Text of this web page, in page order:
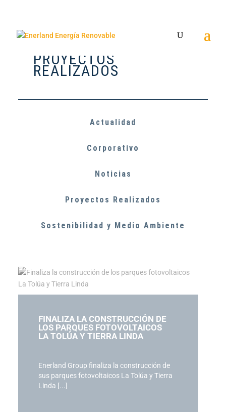
PROYECTOS
REALIZADOS
Actualidad
Corporativo
Noticias
Proyectos Realizados
Sostenibilidad y Medio Ambiente
FINALIZA LA CONSTRUCCIÓN DE
LOS PARQUES FOTOVOLTAICOS
LA TOLÚA Y TIERRA LINDA
Enerland Group finaliza la construcción de
sus parques fotovoltaicos La Tolúa y Tierra
Linda [...]